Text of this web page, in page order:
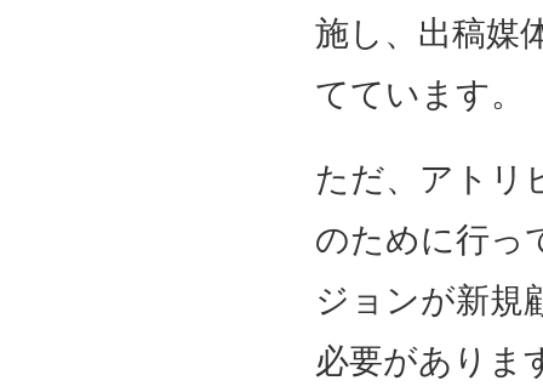
施し、出稿媒
てています。
ただ、アトリ
のために行っ
ジョンが新規
必要がありま